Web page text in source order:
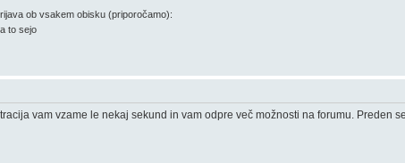
ob vsakem obisku (priporočamo):
to sejo
vam vzame le nekaj sekund in vam odpre več možnosti na forumu. Preden